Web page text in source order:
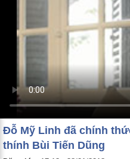
Đỗ Mỹ Linh đã chính
thính Bùi Tiến Dũng